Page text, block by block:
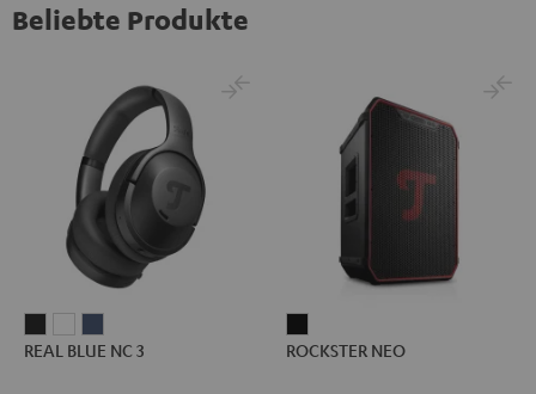
Beliebte Produkte
BLUEBLUEBLUE
REAL BLUE NC 3
NEO
ROCKSTER NEO